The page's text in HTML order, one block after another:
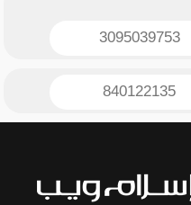
3095039753
840122135